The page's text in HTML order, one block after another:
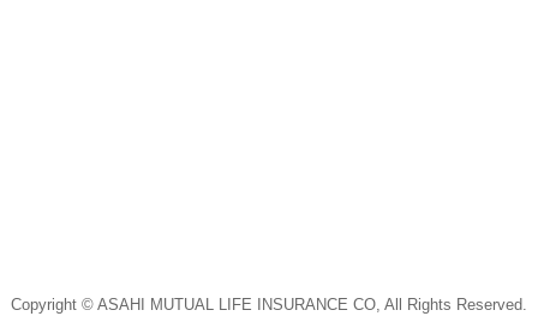
Copyright © ASAHI MUTUAL LIFE INSURANCE CO, All Rights Reserved.